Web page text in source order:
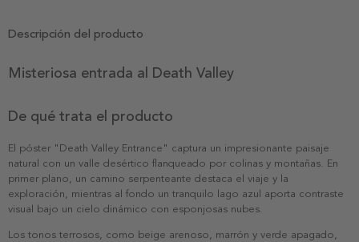
Descripción del producto
Misteriosa entrada al Death Valley
De qué trata el producto
El póster "Death Valley Entrance" captura un impresionante paisaje
natural con un valle desértico flanqueado por colinas y montañas. En
primer plano, un camino serpenteante destaca el viaje y la
exploración, mientras al fondo un tranquilo lago azul aporta contraste
visual bajo un cielo dinámico con esponjosas nubes.
Los tonos terrosos, como beige arenoso, marrón y verde apagado,